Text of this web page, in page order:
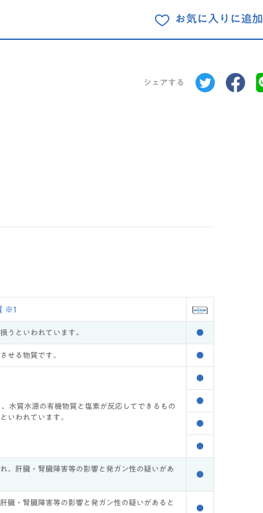
お気に入りに追加
シェアする
※1
うといわれています。 ●
せる物質です。 ●
水質水源の有機物質と塩素が反応してできるもの
いわれています。
●
●
●
●
、肝臓・腎臓障害等の影響と発ガン性の疑いがあ
●
臓・腎臓障害等の影響と発ガン性の疑いがあると
●